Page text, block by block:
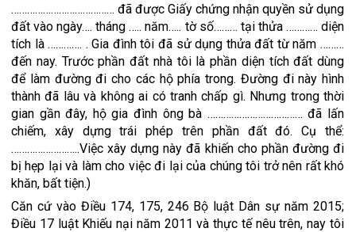
………………………………… đã được Giấy chứng nhận quyền sử dụng
đất vào ngày…. tháng ….. năm….. tờ số……… tại thửa ………… diện
tích là …………. . Gia đình tôi đã sử dụng thửa đất từ năm ………
đến nay. Trước phần đất nhà tôi là phần diện tích đất dùng
để làm đường đi cho các hộ phía trong. Đường đi này hình
thành đã lâu và không ai có tranh chấp gì. Nhưng trong thời
gian gần đây, hộ gia đình ông bà ……………………………… đã lấn
chiếm, xây dựng trái phép trên phần đất đó. Cụ thể:
……………………..Việc xây dựng này đã khiến cho phần đường đi
bị hẹp lại và làm cho việc đi lại của chúng tôi trở nên rất khó
khăn, bất tiện.)
Căn cứ vào Điều 174, 175, 246 Bộ luật Dân sự năm 2015;
Điều 17 luật Khiếu nại năm 2011 và thực tế nêu trên, nay tôi